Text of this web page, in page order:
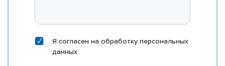
Я согласен на обработку персональных
данных